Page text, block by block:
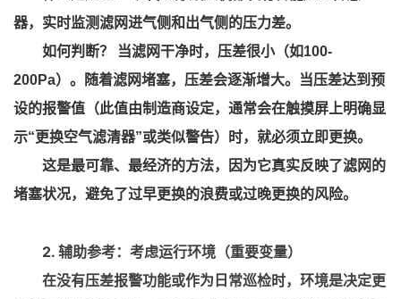
器，实时监测滤网进气侧和出气侧的压力差。
如何判断？ 当滤网干净时，压差很小（如100-
200Pa）。随着滤网堵塞，压差会逐渐增大。当压差达到预
设的报警值（此值由制造商设定，通常会在触摸屏上明确显
示“更换空气滤清器”或类似警告）时，就必须立即更换。
这是最可靠、最经济的方法，因为它真实反映了滤网的
堵塞状况，避免了过早更换的浪费或过晚更换的风险。
2. 辅助参考：考虑运行环境（重要变量）
在没有压差报警功能或作为日常巡检时，环境是决定更